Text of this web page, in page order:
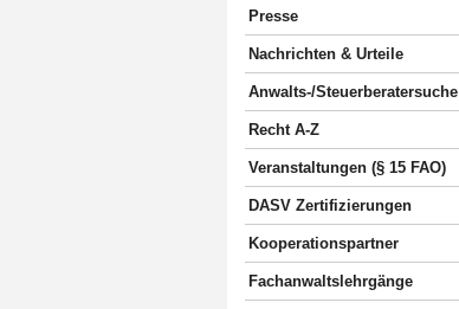
Presse
Nachrichten & Urteile
Anwalts-/Steuerberatersuche
Recht A-Z
Veranstaltungen (§ 15 FAO)
DASV Zertifizierungen
Kooperationspartner
Fachanwaltslehrgänge